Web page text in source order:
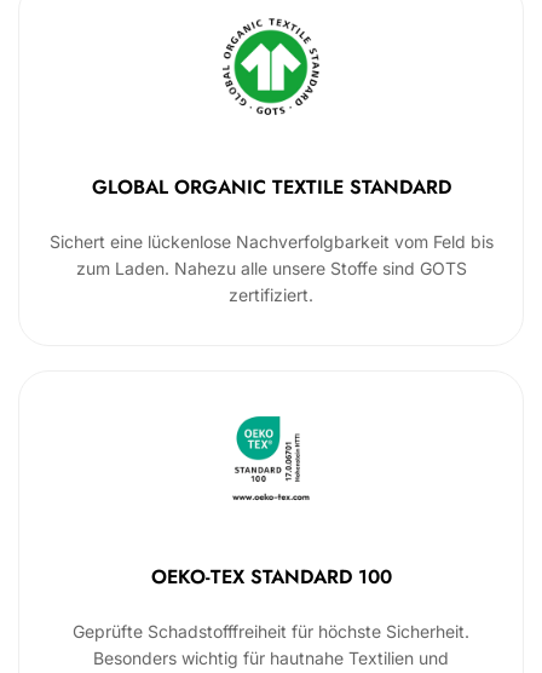
GLOBAL ORGANIC TEXTILE STANDARD
Sichert eine lückenlose Nachverfolgbarkeit vom Feld bis
zum Laden. Nahezu alle unsere Stoffe sind GOTS
zertifiziert.
OEKO-TEX STANDARD 100
Geprüfte Schadstofffreiheit für höchste Sicherheit.
Besonders wichtig für hautnahe Textilien und